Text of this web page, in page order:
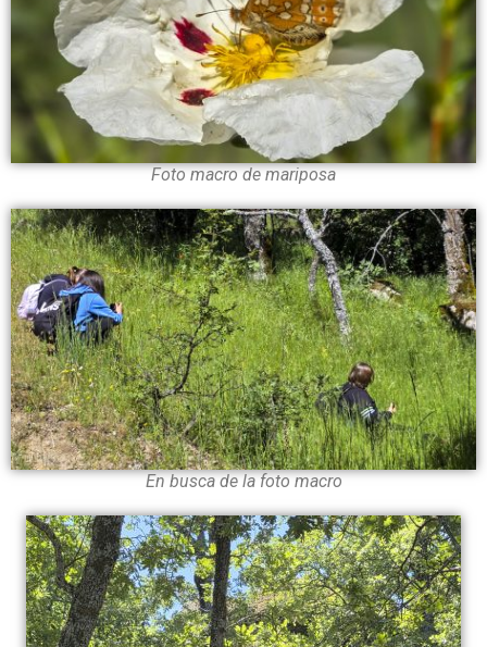
Foto macro de mariposa
En busca de la foto macro